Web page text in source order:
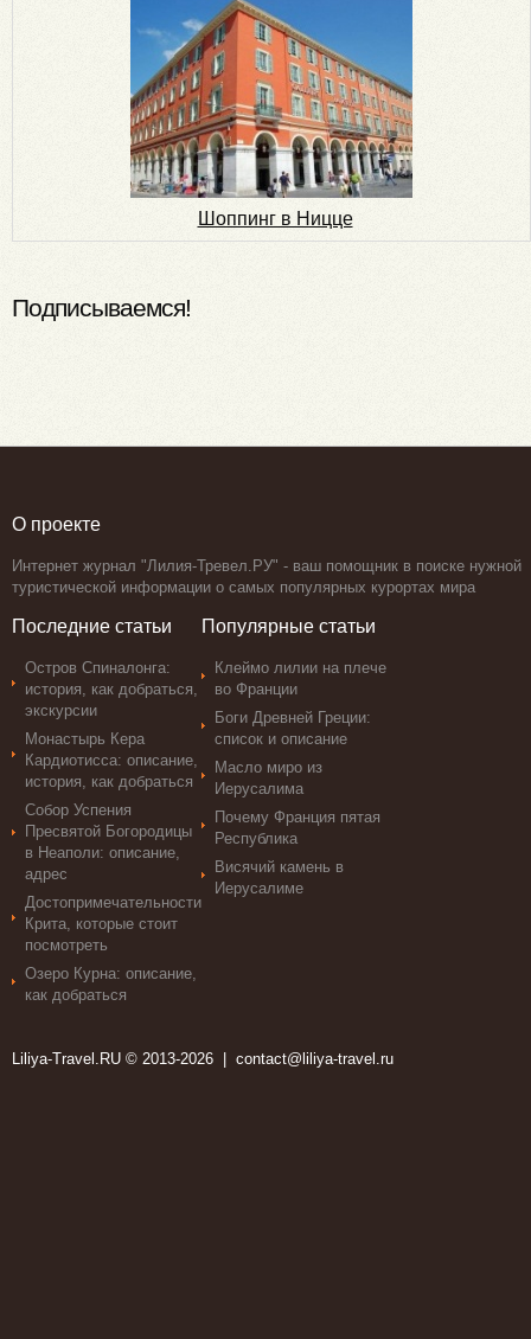
Шоппинг в Ницце
Подписываемся!
О проекте
Интернет журнал "Лилия-Тревел.РУ" - ваш помощник в поиске нужной
туристической информации о самых популярных курортах мира
Последние статьи
Остров Спиналонга:
история, как добраться,
экскурсии
Монастырь Кера
Кардиотисса: описание,
история, как добраться
Собор Успения
Пресвятой Богородицы
в Неаполи: описание,
адрес
Достопримечательности
Крита, которые стоит
посмотреть
Озеро Курна: описание,
как добраться
Популярные статьи
Клеймо лилии на плече
во Франции
Боги Древней Греции:
список и описание
Масло миро из
Иерусалима
Почему Франция пятая
Республика
Висячий камень в
Иерусалиме
Liliya-Travel.RU © 2013-2026 | contact@liliya-travel.ru